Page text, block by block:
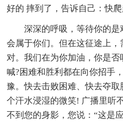
好的 摔到了，告诉自己：快
深深的呼吸，等待你的是
会属于你们。但在这征途上
对。我们在为你加油，你是
喊?困难和胜利都在向你招手
豫。快去击败困难、快去夺
个汗水浸湿的微笑! 广播里听
不到您的身影，您说：“这是